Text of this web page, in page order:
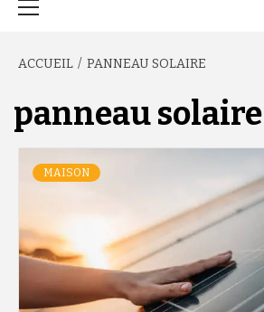
ACCUEIL PANNEAU SOLAIRE
panneau solaire
MAISON